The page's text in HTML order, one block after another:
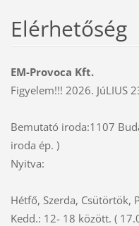
Elérhetőség
EM-Provoca Kft.
Figyelem!!! 2026. JúLIUS
Bemutató iroda:1107
iroda ép. )
Nyitva:
Hétfő, Szerda, Csütörtök,
Kedd.: 12- 18 között. (